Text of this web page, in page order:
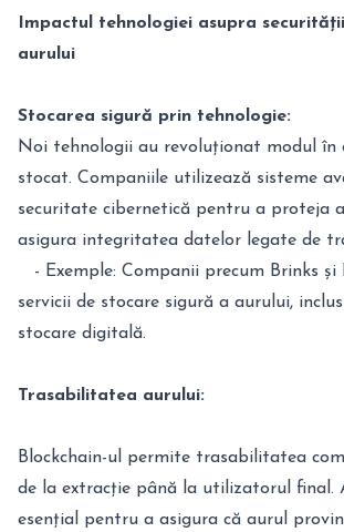
Impactul tehnologiei asupra
aurului
Stocarea sigură prin tehnologie:
Noi tehnologii au revoluționat modul în
stocat. Companiile utilizează sisteme
securitate cibernetică pentru a proteja
asigura integritatea datelor legate de
- Exemple: Companii precum Brinks și
servicii de stocare sigură a aurului,
stocare digitală.
Trasabilitatea aurului:
Blockchain-ul permite trasabilitatea
de la extracție până la utilizatorul final.
esențial pentru a asigura că aurul